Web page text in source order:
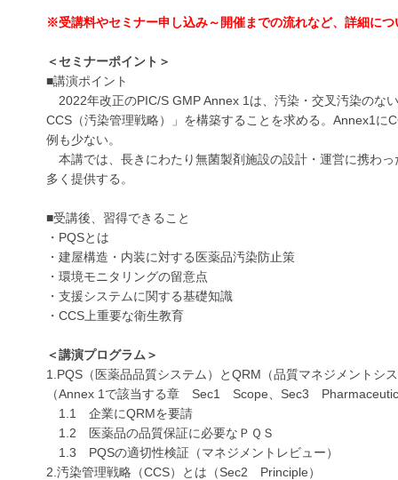
※受講料やセミナー申し込み～開催までの流れなど、詳細に
＜セミナーポイント＞
■講演ポイント
2022年改正のPIC/S GMP Annex 1は、汚染・交叉汚染のな
CCS（汚染管理戦略）」を構築することを求める。Annex1
例も少ない。
本講では、長きにわたり無菌製剤施設の設計・運営に携わ
多く提供する。
■受講後、習得できること
・PQSとは
・建屋構造・内装に対する医薬品汚染防止策
・環境モニタリングの留意点
・支援システムに関する基礎知識
・CCS上重要な衛生教育
＜講演プログラム＞
1.PQS（医薬品品質システム）とQRM（品質マネジメントシ
（Annex 1で該当する章 Sec1 Scope、Sec3
1.1 企業にQRMを要請
1.2 医薬品の品質保証に必要なＰＱＳ
1.3 PQSの適切性検証（マネジメントレビュー）
2.汚染管理戦略（CCS）とは（Sec2 Principle）